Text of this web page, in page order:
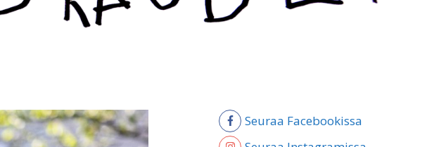
Seuraa Facebookissa